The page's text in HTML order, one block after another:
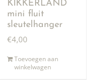
KIKKERLAND
mini fluit
sleutelhanger
€4,00
Toevoegen aan
winkelwagen